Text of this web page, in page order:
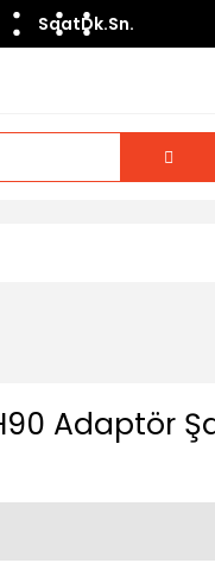
SaatDk.Sn.
Adaptör